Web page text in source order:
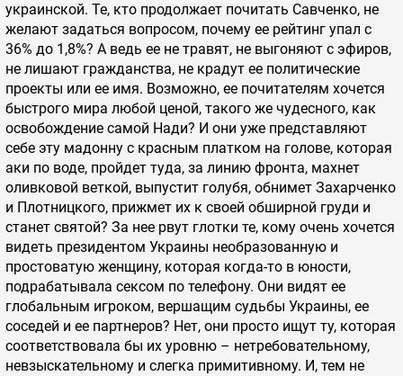
украинской. Те, кто продолжает почитать Савченко, не
желают задаться вопросом, почему ее рейтинг упал с
36% до 1,8%? А ведь ее не травят, не выгоняют с эфиров,
не лишают гражданства, не крадут ее политические
проекты или ее имя. Возможно, ее почитателям хочется
быстрого мира любой ценой, такого же чудесного, как
освобождение самой Нади? И они уже представляют
себе эту мадонну с красным платком на голове, которая
аки по воде, пройдет туда, за линию фронта, махнет
оливковой веткой, выпустит голубя, обнимет Захарченко
и Плотницкого, прижмет их к своей обширной груди и
станет святой? За нее рвут глотки те, кому очень хочется
видеть президентом Украины необразованную и
простоватую женщину, которая когда-то в юности,
подрабатывала сексом по телефону. Они видят ее
глобальным игроком, вершащим судьбы Украины, ее
соседей и ее партнеров? Нет, они просто ищут ту, которая
соответствовала бы их уровню – нетребовательному,
невзыскательному и слегка примитивному. И, тем не